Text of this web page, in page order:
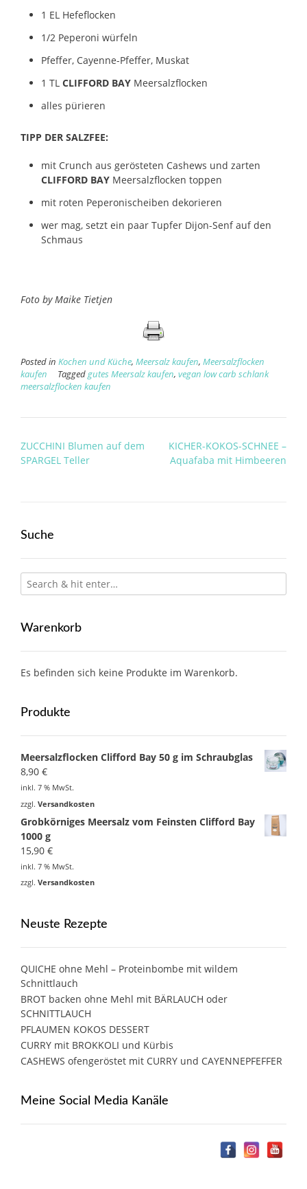
1 EL Hefeflocken
1/2 Peperoni würfeln
Pfeffer, Cayenne-Pfeffer, Muskat
1 TL CLIFFORD BAY Meersalzflocken
alles pürieren
TIPP DER SALZFEE:
mit Crunch aus gerösteten Cashews und zarten
CLIFFORD BAY Meersalzflocken toppen
mit roten Peperonischeiben dekorieren
wer mag, setzt ein paar Tupfer Dijon-Senf auf den
Schmaus
Foto by Maike Tietjen
Posted in Kochen und Küche, Meersalz kaufen, Meersalzflocken
kaufen
Taggedgutes Meersalz kaufen, vegan low carb schlank
meersalzflocken kaufen
Post
navigation
ZUCCHINI Blumen auf dem
SPARGEL Teller
KICHER-KOKOS-SCHNEE –
Aquafaba mit Himbeeren
Suche
Warenkorb
Es befinden sich keine Produkte im Warenkorb.
Produkte
Meersalzflocken Clifford Bay 50 g im Schraubglas
8,90 €
inkl. 7 % MwSt.
zzgl. Versandkosten
Grobkörniges Meersalz vom Feinsten Clifford Bay
1000 g
15,90 €
inkl. 7 % MwSt.
zzgl. Versandkosten
Neuste Rezepte
QUICHE ohne Mehl – Proteinbombe mit wildem
Schnittlauch
BROT backen ohne Mehl mit BÄRLAUCH oder
SCHNITTLAUCH
PFLAUMEN KOKOS DESSERT
CURRY mit BROKKOLI und Kürbis
CASHEWS ofengeröstet mit CURRY und CAYENNEPFEFFER
Meine Social Media Kanäle